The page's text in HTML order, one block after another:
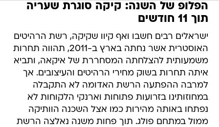
הפלופ של השנה: קיקה סוגרת שעריה
תוך 11 חודשים
ישראלים רבים חשבו ואף קיוו שקיקה, רשת הרהיטים
האוסטרית אשר נחתה בארץ ב-2011, תהווה תחרות
משמעותית להצלחתה המסחררת של איקאה, ותביא
איתה תחרות בשוק מחירי הרהיטים והעיצובים. אך
למרבה ההפתעה הרשת האדומה לא התקבלה
במחוזותינו בזרועות פתוחות וארנקי הלקוחות לא
נפתחו באותה מהירות כמו אצל השכנה הוותיקה
ממול במתחם פולג. תוך פחות משנה נאלצה הרשת